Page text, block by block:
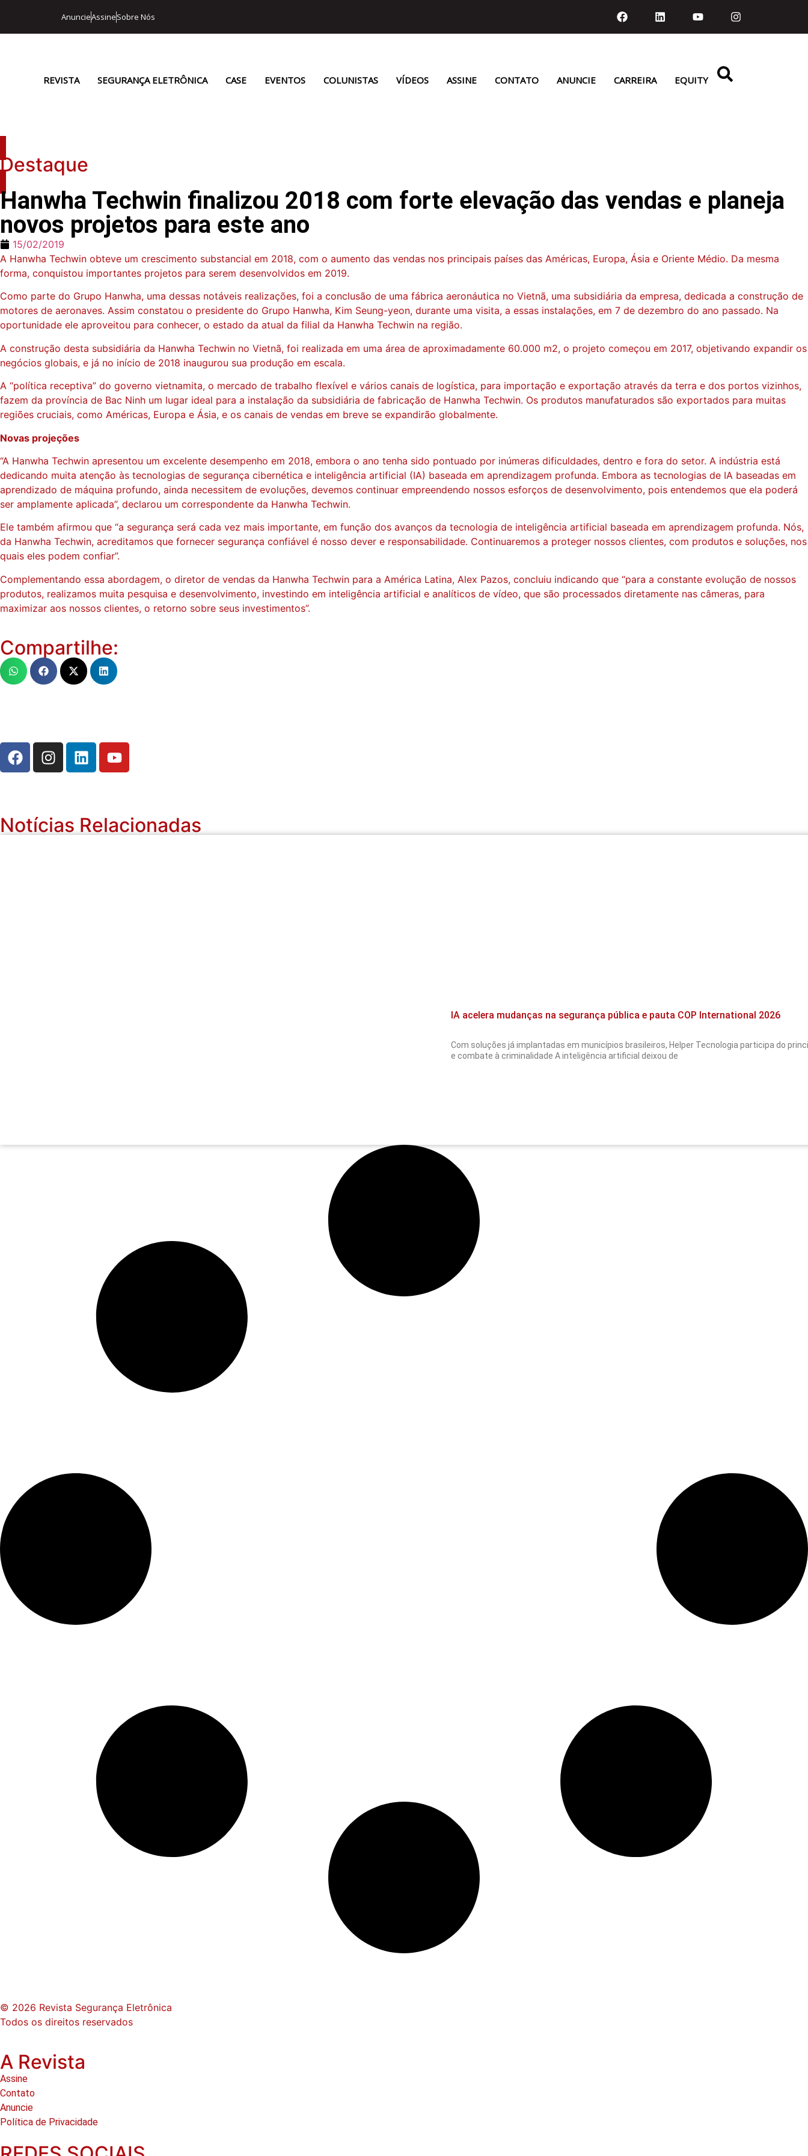
AnuncieAssineSobre Nós
REVISTA SEGURANÇA ELETRÔNICA CASE EVENTOS COLUNISTAS VÍDEOS ASSINE CONTATO ANUNCIE CARREIRA EQUITY
Destaque
Hanwha Techwin finalizou 2018 com forte elevação das vendas e planeja
novos projetos para este ano
15/02/2019
A Hanwha Techwin obteve um crescimento substancial em 2018, com o aumento das vendas nos principais países das Américas, Europa, Ásia e Oriente Médio. Da mesma
forma, conquistou importantes projetos para serem desenvolvidos em 2019.
Como parte do Grupo Hanwha, uma dessas notáveis realizações, foi a conclusão de uma fábrica aeronáutica no Vietnã, uma subsidiária da empresa, dedicada a construção de
motores de aeronaves. Assim constatou o presidente do Grupo Hanwha, Kim Seung-yeon, durante uma visita, a essas instalações, em 7 de dezembro do ano passado. Na
oportunidade ele aproveitou para conhecer, o estado da atual da filial da Hanwha Techwin na região.
A construção desta subsidiária da Hanwha Techwin no Vietnã, foi realizada em uma área de aproximadamente 60.000 m2, o projeto começou em 2017, objetivando expandir os
negócios globais, e já no início de 2018 inaugurou sua produção em escala.
A “política receptiva” do governo vietnamita, o mercado de trabalho flexível e vários canais de logística, para importação e exportação através da terra e dos portos vizinhos,
fazem da província de Bac Ninh um lugar ideal para a instalação da subsidiária de fabricação de Hanwha Techwin. Os produtos manufaturados são exportados para muitas
regiões cruciais, como Américas, Europa e Ásia, e os canais de vendas em breve se expandirão globalmente.
Novas projeções
“A Hanwha Techwin apresentou um excelente desempenho em 2018, embora o ano tenha sido pontuado por inúmeras dificuldades, dentro e fora do setor. A indústria está
dedicando muita atenção às tecnologias de segurança cibernética e inteligência artificial (IA) baseada em aprendizagem profunda. Embora as tecnologias de IA baseadas em
aprendizado de máquina profundo, ainda necessitem de evoluções, devemos continuar empreendendo nossos esforços de desenvolvimento, pois entendemos que ela poderá
ser amplamente aplicada”, declarou um correspondente da Hanwha Techwin.
Ele também afirmou que “a segurança será cada vez mais importante, em função dos avanços da tecnologia de inteligência artificial baseada em aprendizagem profunda. Nós,
da Hanwha Techwin, acreditamos que fornecer segurança confiável é nosso dever e responsabilidade. Continuaremos a proteger nossos clientes, com produtos e soluções, nos
quais eles podem confiar”.
Complementando essa abordagem, o diretor de vendas da Hanwha Techwin para a América Latina, Alex Pazos, concluiu indicando que “para a constante evolução de nossos
produtos, realizamos muita pesquisa e desenvolvimento, investindo em inteligência artificial e analíticos de vídeo, que são processados diretamente nas câmeras, para
maximizar aos nossos clientes, o retorno sobre seus investimentos”.
Compartilhe:
Notícias Relacionadas
IA acelera mudanças na segurança pública e pauta COP International 2026
Com soluções já implantadas em municípios brasileiros, Helper Tecnologia participa do
e combate à criminalidade A inteligência artificial deixou de
© 2026 Revista Segurança Eletrônica
Todos os direitos reservados
A Revista
Assine
Contato
Anuncie
Política de Privacidade